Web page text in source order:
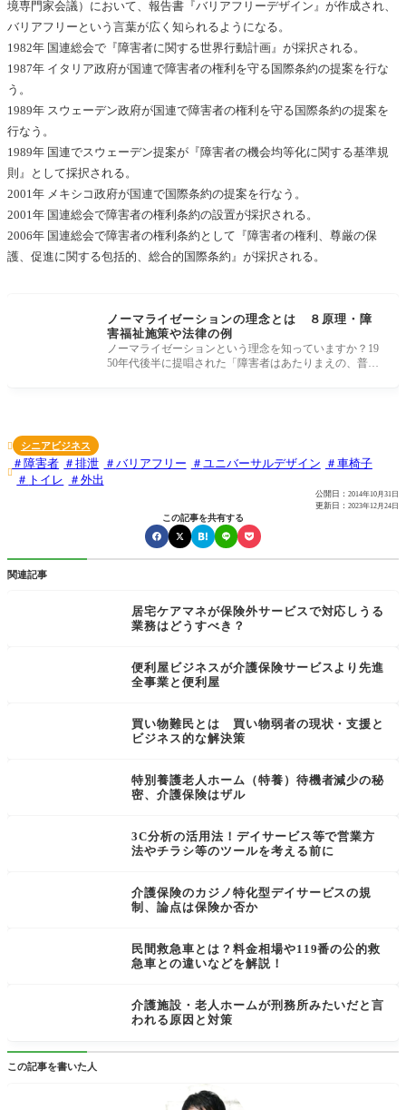
境専門家会議）において、報告書『バリアフリーデザイン』が作成され、
バリアフリーという言葉が広く知られるようになる。
1982年 国連総会で『障害者に関する世界行動計画』が採択される。
1987年 イタリア政府が国連で障害者の権利を守る国際条約の提案を行な
う。
1989年 スウェーデン政府が国連で障害者の権利を守る国際条約の提案を
行なう。
1989年 国連でスウェーデン提案が『障害者の機会均等化に関する基準規
則』として採択される。
2001年 メキシコ政府が国連で国際条約の提案を行なう。
2001年 国連総会で障害者の権利条約の設置が採択される。
2006年 国連総会で障害者の権利条約として『障害者の権利、尊厳の保
護、促進に関する包括的、総合的国際条約』が採択される。
ノーマライゼーションの理念とは ８原理・障
害福祉施策や法律の例
ノーマライゼーションという理念を知っていますか？19
50年代後半に提唱された「障害者はあたりまえの、普通
 シニアビジネス

障害者 排泄 バリアフリー ユニバーサルデザイン
車椅子
トイレ
外出
公開日： 2014年10月31日
更新日： 2023年12月24日
この記事を共有する
関連記事
居宅ケアマネが保険外サービスで対応しうる
業務はどうすべき？
便利屋ビジネスが介護保険サービスより先進
全事業と便利屋
買い物難民とは 買い物弱者の現状・支援と
ビジネス的な解決策
特別養護老人ホーム（特養）待機者減少の秘
密、介護保険はザル
3C分析の活用法！デイサービス等で営業方
法やチラシ等のツールを考える前に
介護保険のカジノ特化型デイサービスの規
制、論点は保険か否か
民間救急車とは？料金相場や119番の公的救
急車との違いなどを解説！
介護施設・老人ホームが刑務所みたいだと言
われる原因と対策
この記事を書いた人